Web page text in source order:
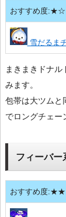
おすすめ度
雪だるま
まきまきドナル
みます。
包帯は大ツムと
でロングチェー
フィーバー
おすすめ度